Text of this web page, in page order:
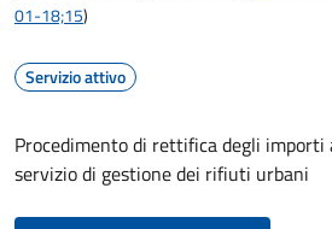
01-18;15)
Servizio attivo
Procedimento di rettifica degli
servizio di gestione dei rifiuti urbani